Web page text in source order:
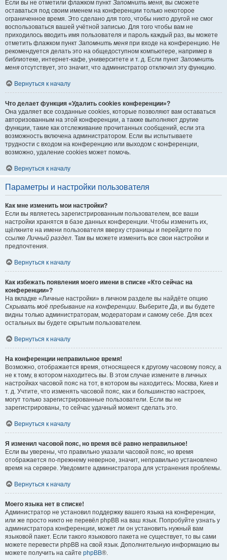
Если вы не отметили флажком пункт Запомнить меня, вы сможете
оставаться под своим именем на конференции только некоторое
ограниченное время. Это сделано для того, чтобы никто другой не смог
воспользоваться вашей учётной записью. Для того чтобы вам не
приходилось вводить имя пользователя и пароль каждый раз, вы можете
отметить флажком пункт Запомнить меня при входе на конференцию. Не
рекомендуется делать это на общедоступном компьютере, например в
библиотеке, интернет-кафе, университете и т. д. Если пункт Запомнить
меня отсутствует, это значит, что администратор отключил эту функцию.
Вернуться к началу
Что делает функция «Удалить cookies конференции»?
Она удаляет все созданные cookies, которые позволяют вам оставаться
авторизованным на этой конференции, а также выполняют другие
функции, такие как отслеживание прочитанных сообщений, если эта
возможность включена администратором. Если вы испытываете
трудности с входом на конференцию или выходом с конференции,
возможно, удаление cookies может помочь.
Вернуться к началу
Параметры и настройки пользователя
Как мне изменить мои настройки?
Если вы являетесь зарегистрированным пользователем, все ваши
настройки хранятся в базе данных конференции. Чтобы изменить их,
щёлкните на имени пользователя вверху страницы и перейдите по
ссылкеЛичный раздел. Там вы можете изменить все свои настройки и
предпочтения.
Вернуться к началу
Как избежать появления моего имени в списке «Кто сейчас на
конференции»?
На вкладке «Личные настройки» в личном разделе вы найдёте опцию
Скрывать моё пребывание на конференции. ВыберитеДа, и вы будете
видны только администраторам, модераторам и самому себе. Для всех
остальных вы будете скрытым пользователем.
Вернуться к началу
На конференции неправильное время!
Возможно, отображается время, относящееся к другому часовому поясу, а
не к тому, в котором находитесь вы. В этом случае измените в личных
настройках часовой пояс на тот, в котором вы находитесь: Москва, Киев и
т. д. Учтите, что изменять часовой пояс, как и большинство настроек,
могут только зарегистрированные пользователи. Если вы не
зарегистрированы, то сейчас удачный момент сделать это.
Вернуться к началу
Я изменил часовой пояс, но время всё равно неправильное!
Если вы уверены, что правильно указали часовой пояс, но время
отображается по-прежнему неверное, значит, неправильно установлено
время на сервере. Уведомите администратора для устранения проблемы.
Вернуться к началу
Моего языка нет в списке!
Администратор не установил поддержку вашего языка на конференции,
или же просто никто не перевёл phpBB на ваш язык. Попробуйте узнать у
администратора конференции, может ли он установить нужный вам
языковой пакет. Если такого языкового пакета не существует, то вы сами
можете перевести phpBB на свой язык. Дополнительную информацию вы
можете получить на сайте phpBB®.